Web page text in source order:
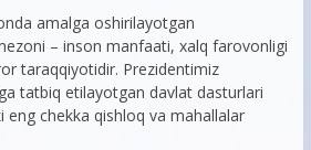
amalga oshirilayotgan
– inson manfaati, xalq farovonligi
taraqqiyotidir. Prezidentimiz
tatbiq etilayotgan davlat dasturlari
eng chekka qishloq va mahallalar